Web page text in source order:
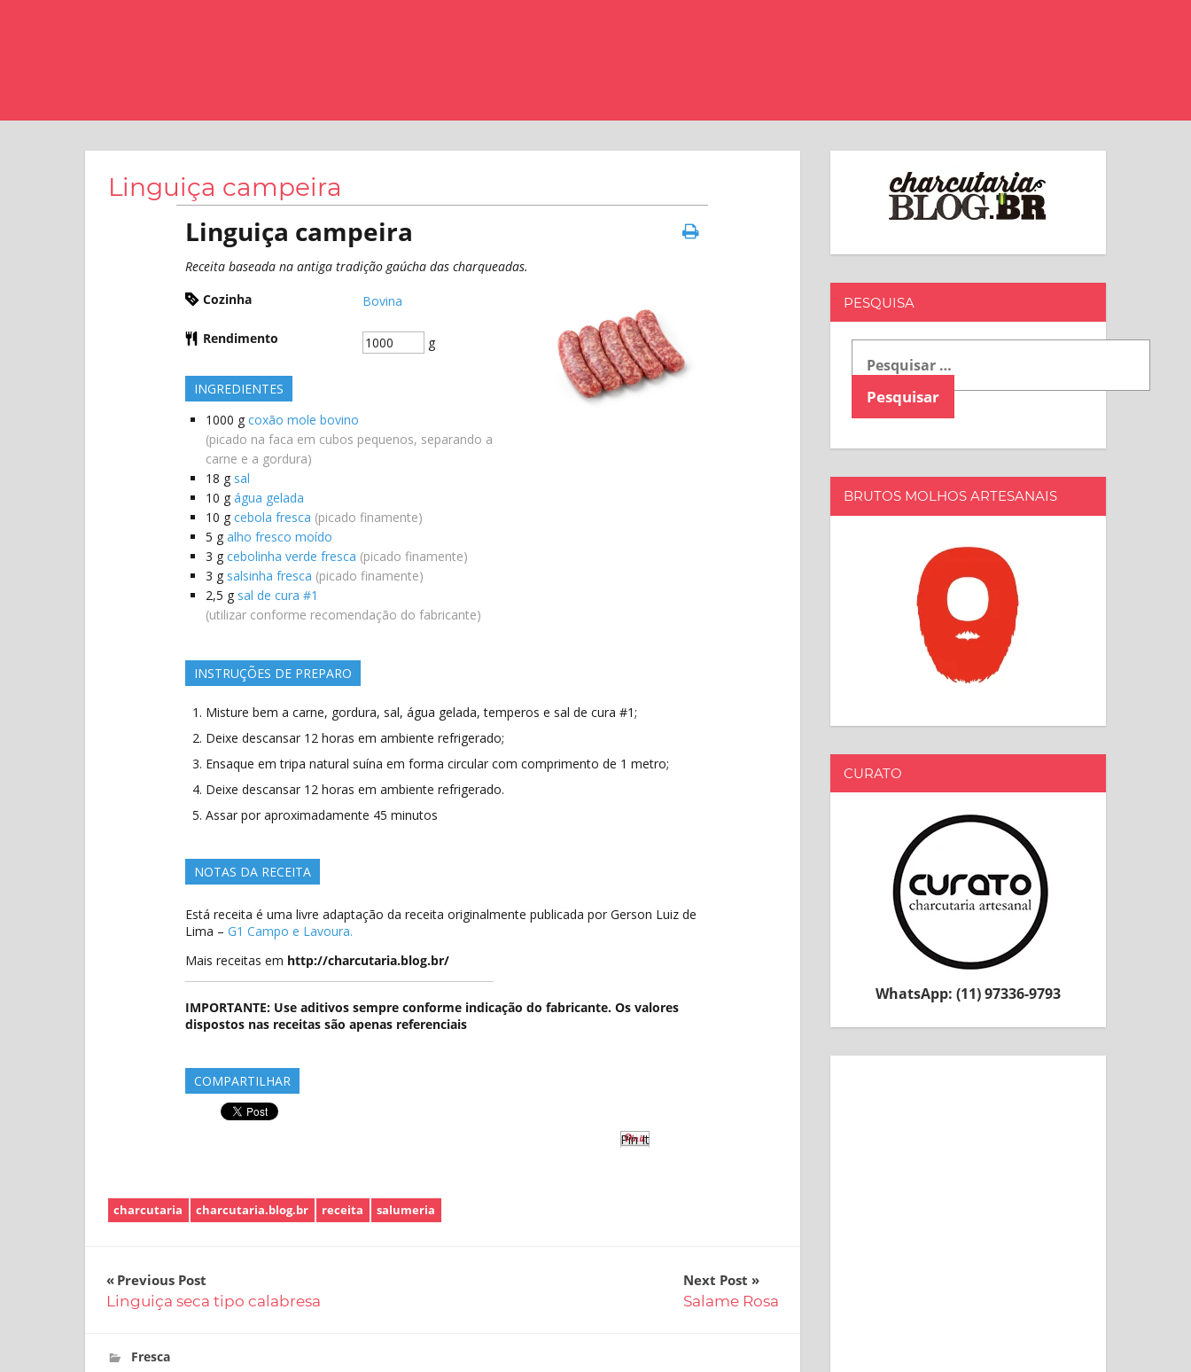
Linguiça campeira
Linguiça campeira
Receita baseada na antiga tradição gaúcha das charqueadas.
Cozinha
Bovina
Rendimento g
INGREDIENTES
1000 g coxão mole bovino
(picado na faca em cubos pequenos, separando a
carne e a gordura)
18 g sal
10 g água gelada
10 g cebola fresca (picado finamente)
5 g alho fresco moído
3 g cebolinha verde fresca (picado finamente)
3 g salsinha fresca (picado finamente)
2,5 g sal de cura #1
(utilizar conforme recomendação do fabricante)
INSTRUÇÕES DE PREPARO
Misture bem a carne, gordura, sal, água gelada, temperos e sal de cura #1;
Deixe descansar 12 horas em ambiente refrigerado;
Ensaque em tripa natural suína em forma circular com comprimento de 1 metro;
Deixe descansar 12 horas em ambiente refrigerado.
Assar por aproximadamente 45 minutos
NOTAS DA RECEITA
Está receita é uma livre adaptação da receita originalmente publicada por Gerson Luiz de
Lima –G1 Campo e Lavoura.
Mais receitas em http://charcutaria.blog.br/
IMPORTANTE: Use aditivos sempre conforme indicação do fabricante. Os valores
dispostos nas receitas são apenas referenciais
COMPARTILHAR
Pin It
charcutaria charcutaria.blog.br receita salumeria
Navegação
de
Post
Previous Post
Linguiça seca tipo calabresa
Next Post
Salame Rosa
6 de novembro de 2017
charcutaria.blog.br
Fresca
PESQUISA
por:
BRUTOS MOLHOS ARTESANAIS
CURATO
WhatsApp: (11) 97336-9793